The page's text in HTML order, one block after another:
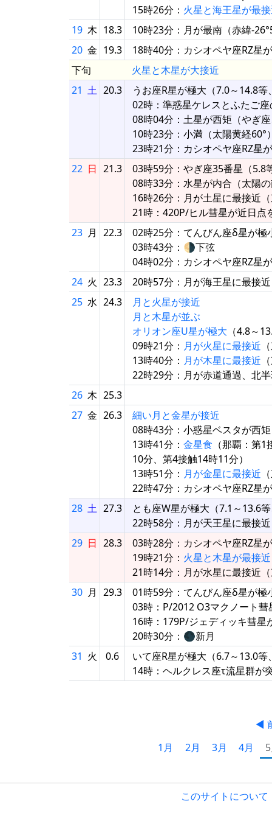
15時26分： 火星と海王星が最
19 木 18.3
10時23分：月が最南（赤緯-
20 金 19.3
18時40分：カシオペヤ座RZ星
下旬
火星と木星が大接近
21 土 20.3
うお座R星が極大（7.0～14.8
02時：準惑星ケレスとふたご
08時04分：土星が西矩（やぎ
10時23分：小満（太陽黄経60°
23時21分：カシオペヤ座RZ星
22 日 21.3
03時59分：やぎ座35番星（5.8
08時33分：水星が内合（太陽
16時26分：月が土星に最接近（
21時：420P/ヒル彗星が近日点
23 月 22.3
02時25分：てんびん座δ星が極
03時43分：🌗下弦
04時02分：カシオペヤ座RZ星
24 火 23.3
20時57分：月が海王星に最接近
25 水 24.3
月と火星が接近
月と木星が並ぶ
オリオン座U星が極大 （4.8～
09時21分： 月が火星に最接近
13時40分： 月が木星に最接近
22時29分：月が赤道通過、北
26 木 25.3
27 金 26.3
細い月と金星が接近
08時43分：小惑星ベスタが西
13時41分： 金星食 （那覇：第
10分、第4接触14時11分）
13時51分： 月が金星に最接近
22時47分：カシオペヤ座RZ星
28 土 27.3
とも座W星が極大（7.1～13.6
22時58分：月が天王星に最接
29 日 28.3
03時28分：カシオペヤ座RZ星
19時21分： 火星と木星が最接近
21時14分：月が水星に最接近（
30 月 29.3
01時59分：てんびん座δ星が極
03時：P/2012 O3マクノート
16時：179P/ジェディッキ彗星
20時30分：🌑新月
31 火 0.6
いて座R星が極大（6.7～13.0
14時：ヘルクレス座τ流星群が
◀
1月
2月 3月 4月
このサイトについて